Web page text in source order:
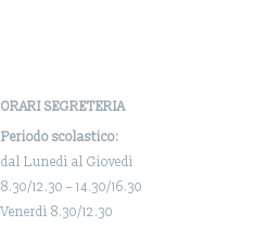
ORARI SEGRETERIA
Periodo scolastico:
dal Lunedì al Giovedì
8.30/12.30 – 14.30/16.30
Venerdì 8.30/12.30